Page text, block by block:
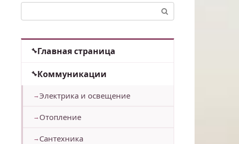
Главная страница
Коммуникации
Электрика и освещение
Отопление
Сантехника